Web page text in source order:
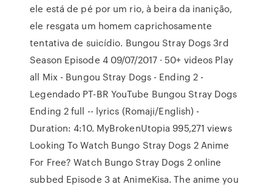
ele está de pé por um rio, à beira da inanição,
ele resgata um homem caprichosamente
tentativa de suicídio. Bungou Stray Dogs 3rd
Season Episode 4 09/07/2017 · 50+ videos Play
all Mix - Bungou Stray Dogs - Ending 2 -
Legendado PT-BR YouTube Bungou Stray Dogs
Ending 2 full -- lyrics (Romaji/English) -
Duration: 4:10. MyBrokenUtopia 995,271 views
Looking To Watch Bungo Stray Dogs 2 Anime
For Free? Watch Bungo Stray Dogs 2 online
subbed Episode 3 at AnimeKisa. The anime you